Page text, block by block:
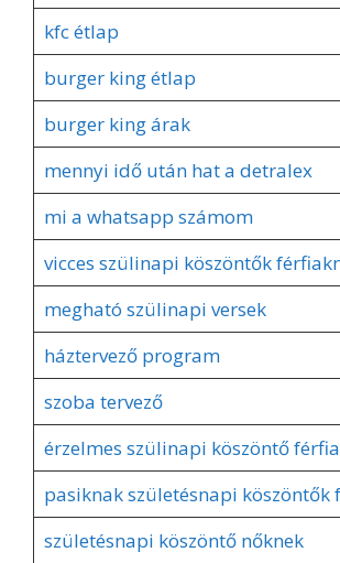
kfc étlap
burger king étlap
burger king árak
mennyi idő után hat a detralex
mi a whatsapp számom
vicces szülinapi köszöntők
megható szülinapi versek
háztervező program
szoba tervező
érzelmes szülinapi köszöntő
pasiknak születésnapi köszöntők
születésnapi köszöntő nőknek